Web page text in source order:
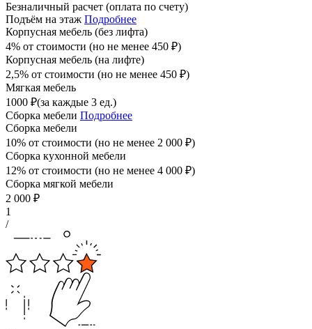
Безналичный расчет (оплата по счету)
Подъём на этаж Подробнее
Корпусная мебель (без лифта)
4% от стоимости (но не менее 450 ₽)
Корпусная мебель (на лифте)
2,5% от стоимости (но не менее 450 ₽)
Мягкая мебель
1000 ₽(за каждые 3 ед.)
Сборка мебели Подробнее
Сборка мебели
10% от стоимости (но не менее 2 000 ₽)
Сборка кухонной мебели
12% от стоимости (но не менее 4 000 ₽)
Сборка мягкой мебели
2 000 ₽
1
/